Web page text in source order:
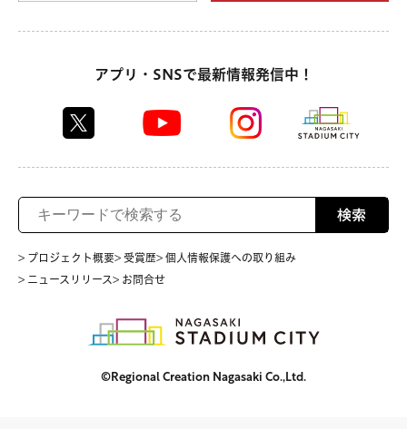
アプリ・SNSで最新情報発信中！
検索
> プロジェクト概要> 受賞歴> 個人情報保護への取り組み
> ニュースリリース> お問合せ
©Regional Creation Nagasaki Co.,Ltd.